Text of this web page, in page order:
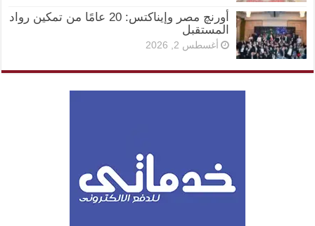
أورنچ مصر وإيناكتس: 20 عامًا من تمكين رواد
المستقبل
أغسطس 2, 2026